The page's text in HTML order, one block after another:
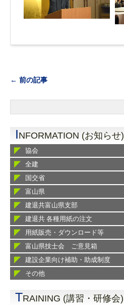
← 前の記事
INFORMATION (お知らせ)
協会
全建
国交省
富山県
建退共富山県支部
建退共 各種用紙の注文
用紙販売・ダウンロード等
富山県技士会 ご意見箱
建設企業向け補助・助成制度
その他
TRAINING (講習・研修会)